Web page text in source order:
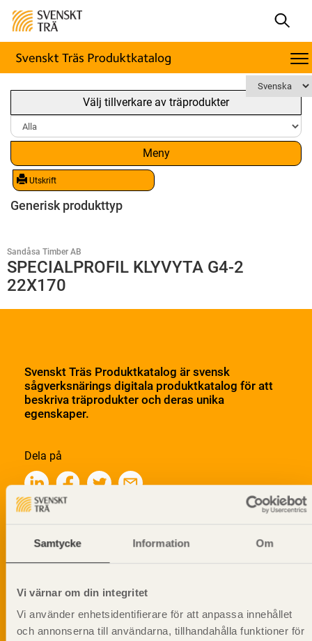
Samtycke Information Om
Vi värnar om din integritet
Vi använder enhetsidentifierare för att anpassa innehållet
och annonserna till användarna, tillhandahålla funktioner för
Välj tillverkare av träprodukter
Meny
Utskrift
Generisk produkttyp
Sandåsa Timber AB
SPECIALPROFIL KLYVYTA G4-2
22X170
Svenskt Träs Produktkatalog är svensk
sågverksnärings digitala produktkatalog för att
beskriva träprodukter och deras unika
egenskaper.
Dela på
Prenumerera på Svenskt Träs
informationsutskick!